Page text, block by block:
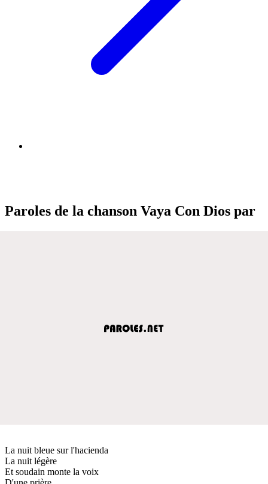
Paroles de la chanson Vaya Con Dios par
La nuit bleue sur l'hacienda
La nuit légère
Et soudain monte la voix